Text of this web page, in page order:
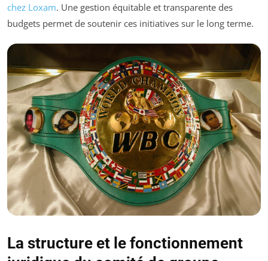
chez Loxam. Une gestion équitable et transparente des
budgets permet de soutenir ces initiatives sur le long terme.
La structure et le fonctionnement